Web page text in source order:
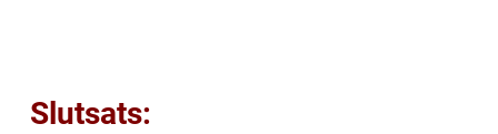
Slutsats: